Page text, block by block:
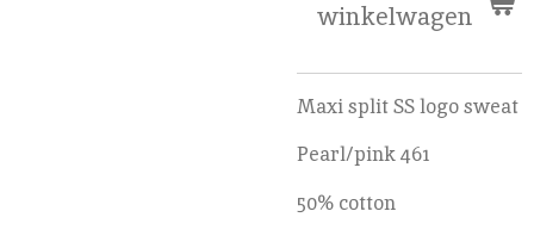
winkelwagen
Maxi split SS logo sweat
Pearl/pink 461
50% cotton